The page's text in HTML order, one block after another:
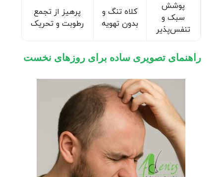
پوشش
سبک و
تنفس‌پذیر
کلاه تنگ و
بدون تهویه
پرهیز از تجمع
رطوبت و تحریک
راهنمای تصویری ساده برای روزهای نخست